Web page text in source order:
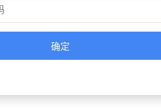
确定